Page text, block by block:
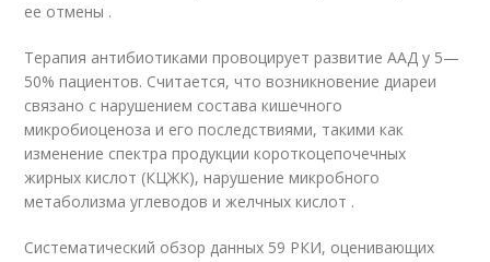
ее отмены .
Терапия антибиотиками провоцирует развитие ААД у 5—
50% пациентов. Считается, что возникновение диареи
связано с нарушением состава кишечного
микробиоценоза и его последствиями, такими как
изменение спектра продукции короткоцепочечных
жирных кислот (КЦЖК), нарушение микробного
метаболизма углеводов и желчных кислот .
Систематический обзор данных 59 РКИ, оценивающих